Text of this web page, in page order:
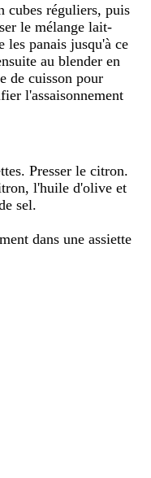
cubes réguliers, puis
le mélange lait-
les panais jusqu'à ce
au blender en
de cuisson pour
l'assaisonnement
Presser le citron.
l'huile d'olive et
sel.
dans une assiette